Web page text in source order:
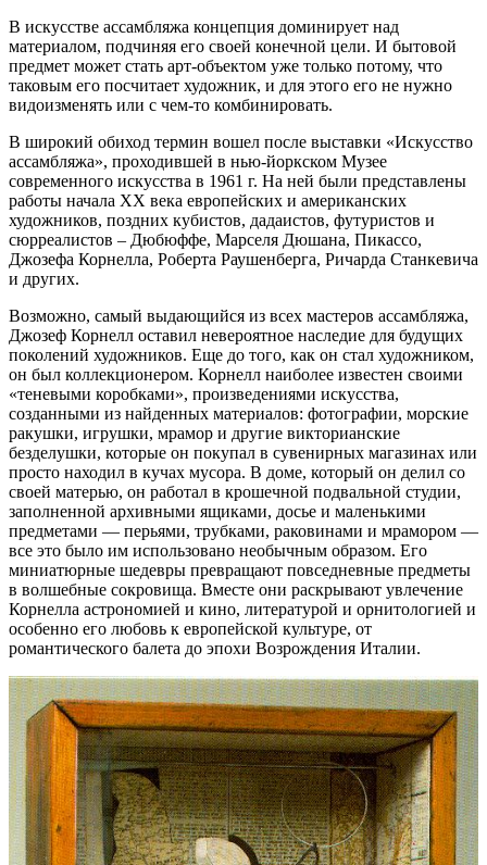
В искусстве ассамбляжа концепция доминирует над
материалом, подчиняя его своей конечной цели. И бытовой
предмет может стать арт-объектом уже только потому, что
таковым его посчитает художник, и для этого его не нужно
видоизменять или с чем-то комбинировать.
В широкий обиход термин вошел после выставки «Искусство
ассамбляжа», проходившей в нью-йоркском Музее
современного искусства в 1961 г. На ней были представлены
работы начала ХХ века европейских и американских
художников, поздних кубистов, дадаистов, футуристов и
сюрреалистов – Дюбюффе, Марселя Дюшана, Пикассо,
Джозефа Корнелла, Роберта Раушенберга, Ричарда Станкевича
и других.
Возможно, самый выдающийся из всех мастеров ассамбляжа,
Джозеф Корнелл оставил невероятное наследие для будущих
поколений художников. Еще до того, как он стал художником,
он был коллекционером. Корнелл наиболее известен своими
«теневыми коробками», произведениями искусства,
созданными из найденных материалов: фотографии, морские
ракушки, игрушки, мрамор и другие викторианские
безделушки, которые он покупал в сувенирных магазинах или
просто находил в кучах мусора. В доме, который он делил со
своей матерью, он работал в крошечной подвальной студии,
заполненной архивными ящиками, досье и маленькими
предметами — перьями, трубками, раковинами и мрамором —
все это было им использовано необычным образом. Его
миниатюрные шедевры превращают повседневные предметы
в волшебные сокровища. Вместе они раскрывают увлечение
Корнелла астрономией и кино, литературой и орнитологией и
особенно его любовь к европейской культуре, от
романтического балета до эпохи Возрождения Италии.